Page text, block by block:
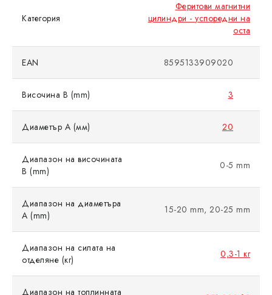
Категория
Феритови магнитни
цилиндри - успоредни на
оста
EAN 8595133909020
Височина B (mm) 3
Диаметър A (мм) 20
Диапазон на височината
B (mm)
0-5 mm
Диапазон на диаметъра
A (mm)
15-20 mm, 20-25 mm
Диапазон на силата на
отделяне (кг)
0,3-1 кг
Диапазон на топлинната